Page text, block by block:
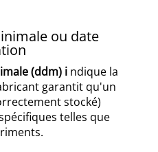
ou date
(ddm) i ndique la
garantit qu'un
stocké)
telles que